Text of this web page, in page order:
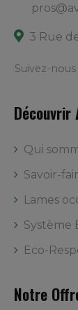
3 Rue
Suivez-nous
Découvrir
Qui
Savoir-
Lames
Système
Eco-
Notre